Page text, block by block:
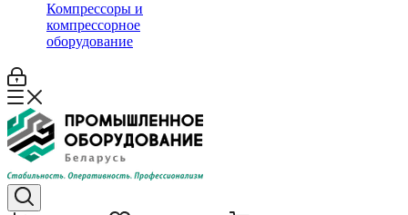
Компрессоры и
компрессорное
оборудование